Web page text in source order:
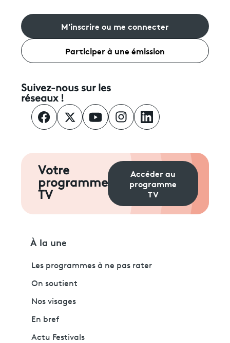
M'inscrire ou me connecter
Participer à une émission
Suivez-nous sur les
réseaux !
Votre
programme
TV
Accéder au
programme
TV
À la une
Les programmes à ne pas rater
On soutient
Nos visages
En bref
Actu Festivals